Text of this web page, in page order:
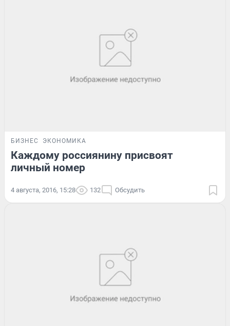
БИЗНЕС ЭКОНОМИКА
Каждому россиянину присвоят
личный номер
4 августа, 2016, 15:28 132 Обсудить